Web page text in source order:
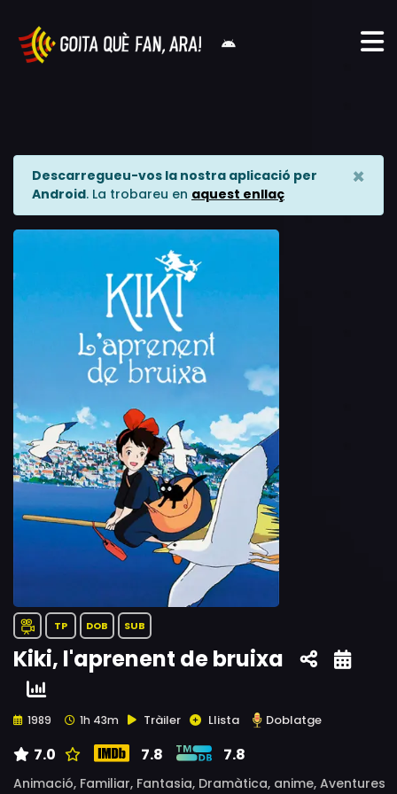
Descarregueu-vos la nostra aplicació per
Android. La trobareu en aquest enllaç
×
TP DOB SUB
Kiki, l'aprenent de bruixa
1989 1h 43m Tràiler Llista Doblatge
7.0 7.8 7.8
Animació, Familiar, Fantasia, Dramàtica, anime, Aventures